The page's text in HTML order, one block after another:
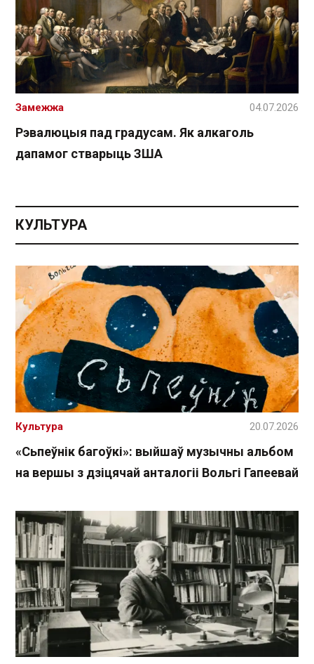
Рэвалюцыя пад градусам. Як алкаголь
дапамог стварыць ЗША
Замежжа 04.07.2026
КУЛЬТУРА
«Сьпеўнік багоўкі»: выйшаў музычны альбом
на вершы з дзіцячай анталогіі Вольгі Гапеевай
Культура 20.07.2026